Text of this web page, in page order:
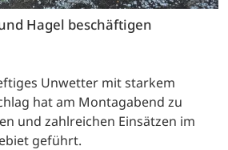
Hagel beschäftigen
Unwetter mit starkem
hat am Montagabend zu
und zahlreichen Einsätzen im
geführt.